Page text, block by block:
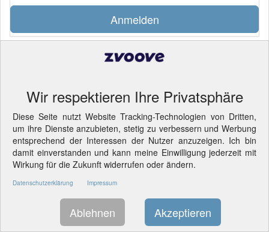
Anmelden
Einstellungen ändern.
Wir respektieren Ihre Privatsphäre
Diese Seite nutzt Website Tracking-Technologien von Dritten,
um ihre Dienste anzubieten, stetig zu verbessern und Werbung
entsprechend der Interessen der Nutzer anzuzeigen. Ich bin
damit einverstanden und kann meine Einwilligung jederzeit mit
Wirkung für die Zukunft widerrufen oder ändern.
Datenschutzerklärung Impressum
Ablehnen Akzeptieren